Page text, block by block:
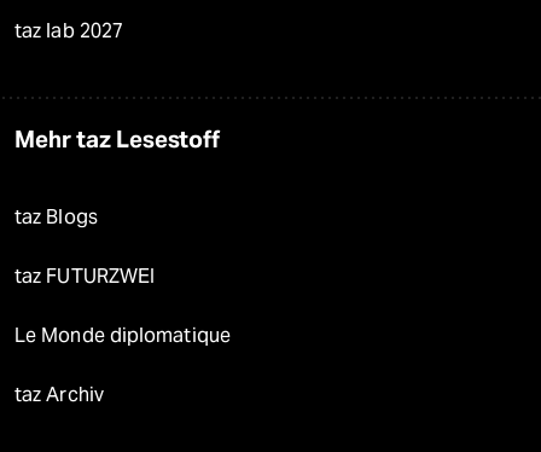
taz lab 2027
Mehr taz Lesestoff
taz Blogs
taz FUTURZWEI
Le Monde diplomatique
taz Archiv